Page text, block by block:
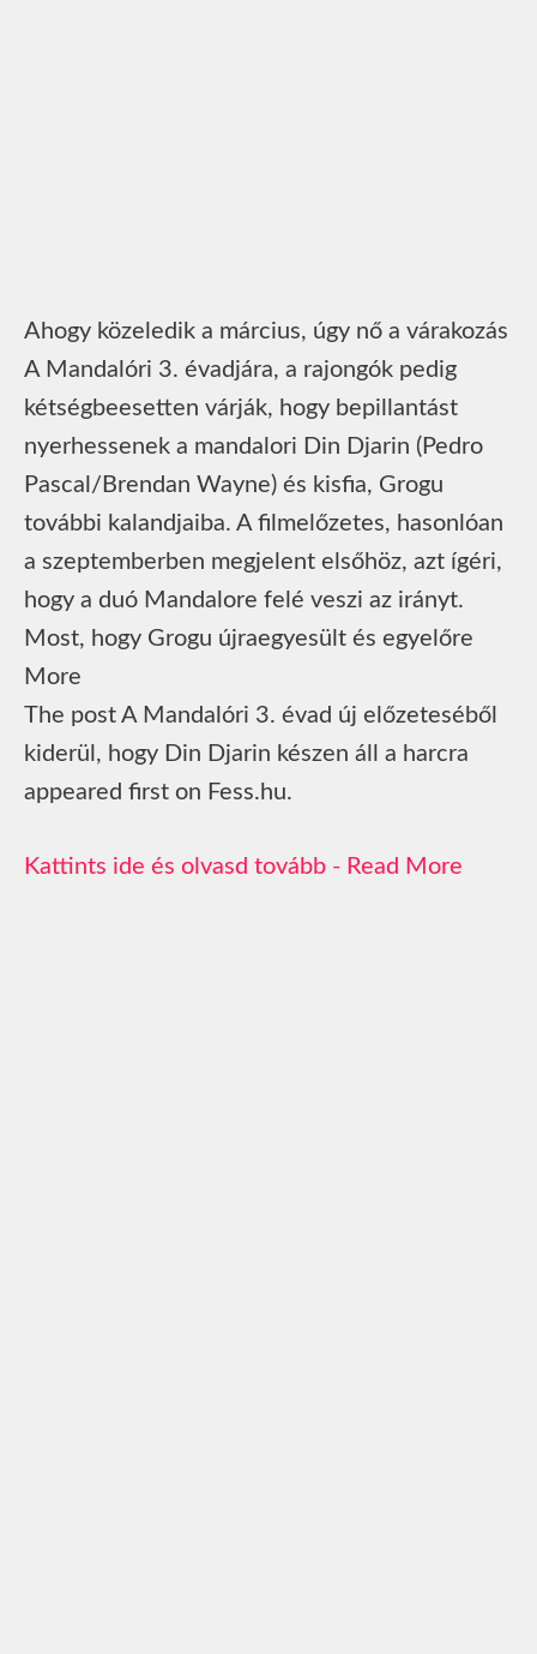
Ahogy közeledik a március, úgy nő a várakozás
A Mandalóri 3. évadjára, a rajongók pedig
kétségbeesetten várják, hogy bepillantást
nyerhessenek a mandalori Din Djarin (Pedro
Pascal/Brendan Wayne) és kisfia, Grogu
további kalandjaiba. A filmelőzetes, hasonlóan
a szeptemberben megjelent elsőhöz, azt ígéri,
hogy a duó Mandalore felé veszi az irányt.
Most, hogy Grogu újraegyesült és egyelőre
More
The post A Mandalóri 3. évad új előzeteséből
kiderül, hogy Din Djarin készen áll a harcra
appeared first on Fess.hu.
Read More